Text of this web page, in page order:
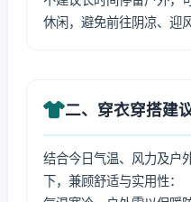
休闲，避免前往阴凉、迎
二、穿衣穿搭建
结合今日气温、风力及户
下，兼顾舒适与实用性：